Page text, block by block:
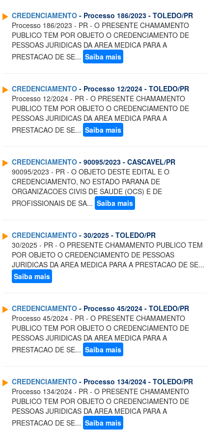
CREDENCIAMENTO - Processo 186/2023 - TOLEDO/PR
Processo 186/2023 - PR - O PRESENTE CHAMAMENTO
PUBLICO TEM POR OBJETO O CREDENCIAMENTO DE
PESSOAS JURIDICAS DA AREA MEDICA PARA A
PRESTACAO DE SE... Saiba mais
CREDENCIAMENTO - Processo 12/2024 - TOLEDO/PR
Processo 12/2024 - PR - O PRESENTE CHAMAMENTO
PUBLICO TEM POR OBJETO O CREDENCIAMENTO DE
PESSOAS JURIDICAS DA AREA MEDICA PARA A
PRESTACAO DE SE... Saiba mais
CREDENCIAMENTO - 90095/2023 - CASCAVEL/PR
90095/2023 - PR - O OBJETO DESTE EDITAL E O
CREDENCIAMENTO, NO ESTADO PARANA DE
ORGANIZACOES CIVIS DE SAUDE (OCS) E DE
PROFISSIONAIS DE SA... Saiba mais
CREDENCIAMENTO - 30/2025 - TOLEDO/PR
30/2025 - PR - O PRESENTE CHAMAMENTO PUBLICO TEM
POR OBJETO O CREDENCIAMENTO DE PESSOAS
JURIDICAS DA AREA MEDICA PARA A PRESTACAO DE SE...
Saiba mais
CREDENCIAMENTO - Processo 45/2024 - TOLEDO/PR
Processo 45/2024 - PR - O PRESENTE CHAMAMENTO
PUBLICO TEM POR OBJETO O CREDENCIAMENTO DE
PESSOAS JURIDICAS DA AREA MEDICA PARA A
PRESTACAO DE SE... Saiba mais
CREDENCIAMENTO - Processo 134/2024 - TOLEDO/PR
Processo 134/2024 - PR - O PRESENTE CHAMAMENTO
PUBLICO TEM POR OBJETO O CREDENCIAMENTO DE
PESSOAS JURIDICAS DA AREA MEDICA PARA A
PRESTACAO DE SE... Saiba mais